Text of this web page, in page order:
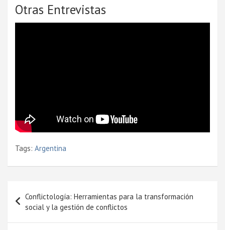
Otras Entrevistas
Tags: Argentina
de
entradas
Conflictología: Herramientas para la transformación
social y la gestión de conflictos